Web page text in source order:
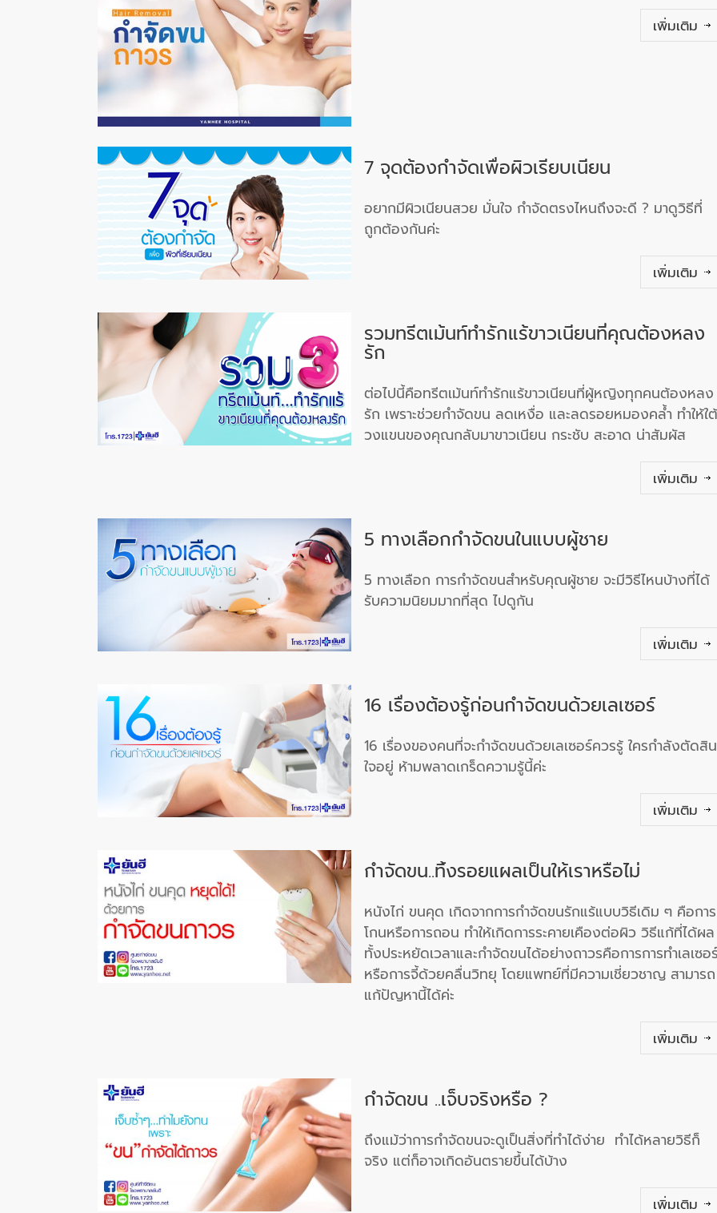
เพิ่มเติม
7 จุดต้องกำจัดเพื่อผิวเรียบเนียน
อยากมีผิวเนียนสวย มั่นใจ กำจัดตรงไหนถึงจะดี ? มาดูวิธีที่
ถูกต้องกันค่ะ
เพิ่มเติม
รวมทรีตเม้นท์ทำรักแร้ขาวเนียนที่คุณต้องหลง
รัก
ต่อไปนี้คือทรีตเม้นท์ทำรักแร้ขาวเนียนที่ผู้หญิงทุกคนต้องหลง
รัก เพราะช่วยกำจัดขน ลดเหงื่อ และลดรอยหมองคล้ำ ทำให้ใต้
วงแขนของคุณกลับมาขาวเนียน กระชับ สะอาด น่าสัมผัส
เพิ่มเติม
5 ทางเลือกกำจัดขนในแบบผู้ชาย
5 ทางเลือก การกำจัดขนสำหรับคุณผู้ชาย จะมีวิธีไหนบ้างที่ได้
รับความนิยมมากที่สุด ไปดูกัน
เพิ่มเติม
16 เรื่องต้องรู้ก่อนกำจัดขนด้วยเลเซอร์
16 เรื่องของคนที่จะกำจัดขนด้วยเลเซอร์ควรรู้ ใครกำลังตัดสิน
ใจอยู่ ห้ามพลาดเกร็ดความรู้นี้ค่ะ
เพิ่มเติม
กำจัดขน..ทิ้งรอยแผลเป็นให้เราหรือไม่
หนังไก่ ขนคุด เกิดจากการกำจัดขนรักแร้แบบวิธีเดิม ๆ คือการ
โกนหรือการถอน ทำให้เกิดการระคายเคืองต่อผิว วิธีแก้ที่ได้ผล
ทั้งประหยัดเวลาและกำจัดขนได้อย่างถาวรคือการการทำเลเซอ
หรือการจี้ด้วยคลื่นวิทยุ โดยแพทย์ที่มีความเชี่ยวชาญ สามารถ
แก้ปัญหานี้ได้ค่ะ
เพิ่มเติม
กำจัดขน ..เจ็บจริงหรือ ?
ถึงแม้ว่าการกำจัดขนจะดูเป็นสิ่งที่ทำได้ง่าย ทำได้หลายวิธีก็
จริง แต่ก็อาจเกิดอันตรายขึ้นได้บ้าง
เพิ่มเติม